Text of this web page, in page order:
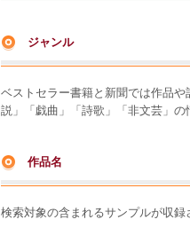
ジャンル
ベストセラー書籍と新聞では作品
説」「戯曲」「詩歌」「非文芸」
作品名
検索対象の含まれるサンプルが収